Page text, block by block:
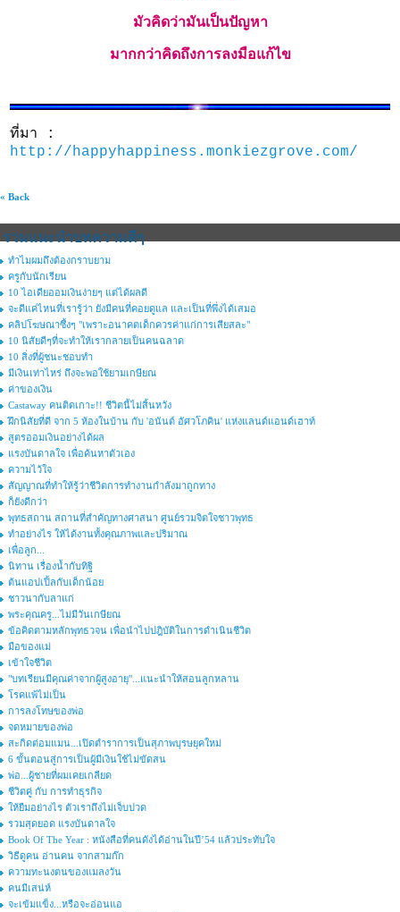
มัวคิดว่ามันเป็นปัญหา
มากกว่าคิดถึงการลงมือแก้ไข
ที่มา :
http://happyhappiness.monkiezgrove.com/
« Back
รวมแนะนำบทความดีๆ
ทำไมผมถึงต้องกราบยาม
ครูกับนักเรียน
10 ไอเดียออมเงินง่ายๆ แต่ได้ผลดี
จะดีแค่ไหนที่เรารู้ว่า ยังมีคนที่คอยดูแล และเป็นที่พึ่งได้เสมอ
คลิปโฆษณาซึ้งๆ "เพราะอนาคตเด็กควรค่าแก่การเสียสละ"
10 นิสัยดีๆที่จะทำให้เรากลายเป็นคนฉลาด
10 สิ่งที่ผู้ชนะชอบทำ
มีเงินเท่าไหร่ ถึงจะพอใช้ยามเกษียณ
ค่าของเงิน
Castaway คนติดเกาะ!! ชีวิตนี้ไม่สิ้นหวัง
ฝึกนิสัยที่ดี จาก 5 ห้องในบ้าน กับ 'อนันต์ อัศวโภคิน' แห่งแลนด์แอนด์เฮาท์
สูตรออมเงินอย่างได้ผล
แรงบันดาลใจ เพื่อค้นหาตัวเอง
ความไว้ใจ
สัญญาณที่ทำให้รู้ว่าชีวิตการทำงานกำลังมาถูกทาง
ก็ยังดีกว่า
พุทธสถาน สถานที่สำคัญทางศาสนา ศูนย์รวมจิตใจชาวพุทธ
ทำอย่างไร ให้ได้งานทั้งคุณภาพและปริมาณ
เพื่อลูก...
นิทาน เรื่องน้ำกับทิฐิ
ต้นแอปเปิ้ลกับเด็กน้อย
ชาวนากับลาแก่
พระคุณครู...ไม่มีวันเกษียณ
ข้อคิดตามหลักพุทธวจน เพื่อนำไปปฎิบัติในการดำเนินชีวิต
มือของแม่
เข้าใจชีวิต
"บทเรียนมีคุณค่าจากผู้สูงอายุ"...แนะนำให้สอนลูกหลาน
โรคแพ้ไม่เป็น
การลงโทษของพ่อ
จดหมายของพ่อ
สะกิดต่อมแมน...เปิดตำราการเป็นสุภาพบุรษยุคใหม่
6 ขั้นตอนสู่การเป็นผู้มีเงินใช้ไม่ขัดสน
พ่อ...ผู้ชายที่ผมเคยเกลียด
ชีวิตคู่ กับ การทำธุรกิจ
ให้ยืมอย่างไร ตัวเราถึงไม่เจ็บปวด
รวมสุดยอด แรงบันดาลใจ
Book Of The Year : หนังสือที่คนดังได้อ่านในปี’54 แล้วประทับใจ
วิธีดูคน อ่านคน จากสามก๊ก
ความทะนงตนของแมลงวัน
คนมีเสน่ห์
จะเข้มแข็ง...หรือจะอ่อนแอ